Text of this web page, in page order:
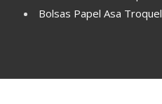
Bolsas Papel Asa Troquel